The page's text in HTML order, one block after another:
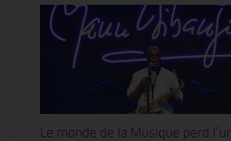
Le monde de la Musique perd